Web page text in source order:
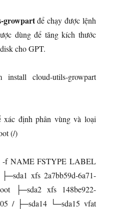
growpartđể chạy được lệnh
dùng để tăng kích thước
cho GPT.
cloud-utils-growpart
định phân vùng và loại
(/)
-f NAME FSTYPE LABEL
xfs 2a7bb59d-6a71-
├─sda2 xfs 148be922-
/ ├─sda14 └─sda15 vfat